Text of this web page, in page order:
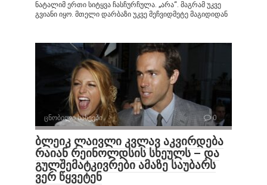
ნატალიმ ერთი სიტყვა ჩასჩურჩულა. „არა“. მაგრამ უკვე
გვიანი იყო. მთელი დარბაზი უკვე მეჩვიდმეტე მაგიდიდან
ცნობილი სახეები 0
ბლეიკ ლაივლი კვლავ აკვირდება
რაიან რეინოლდსის სხეულს – და
გულშემატკივრები ამაზე საუბარს
ვერ წყვეტენ